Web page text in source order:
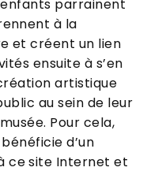
enfants parrainent
à la
et créent un lien
ensuite à s’en
artistique
au sein de leur
Pour cela,
d’un
ce site Internet et